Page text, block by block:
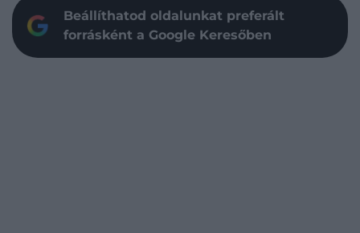
Beállíthatod oldalunkat preferált
forrásként a Google Keresőben